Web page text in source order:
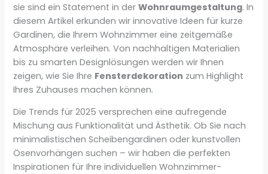
sie sind ein Statement in derWohnraumgestaltung. In
diesem Artikel erkunden wir innovative Ideen für kurze
Gardinen, die Ihrem Wohnzimmer eine zeitgemäße
Atmosphäre verleihen. Von nachhaltigen Materialien
bis zu smarten Designlösungen werden wir Ihnen
zeigen, wie Sie Ihre Fensterdekoration zum Highlight
Ihres Zuhauses machen können.
Die Trends für 2025 versprechen eine aufregende
Mischung aus Funktionalität und Ästhetik. Ob Sie nach
minimalistischen Scheibengardinen oder kunstvollen
Ösenvorhängen suchen – wir haben die perfekten
Inspirationen für Ihre individuellen Wohnzimmer-